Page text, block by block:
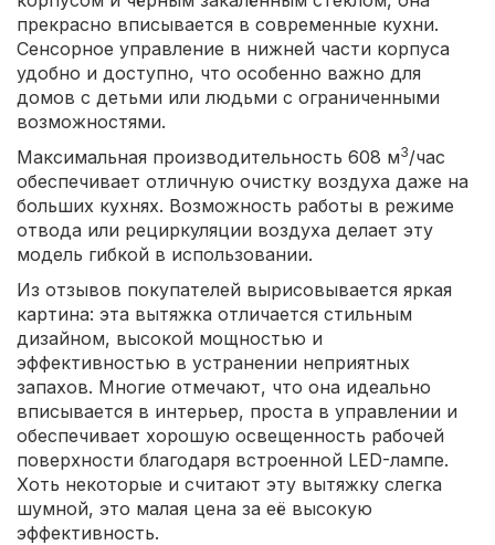
прекрасно вписывается в современные кухни.
Сенсорное управление в нижней части корпуса
удобно и доступно, что особенно важно для
домов с детьми или людьми с ограниченными
возможностями.
Максимальная производительность 608 м3/час
обеспечивает отличную очистку воздуха даже на
больших кухнях. Возможность работы в режиме
отвода или рециркуляции воздуха делает эту
модель гибкой в использовании.
Из отзывов покупателей вырисовывается яркая
картина: эта вытяжка отличается стильным
дизайном, высокой мощностью и
эффективностью в устранении неприятных
запахов. Многие отмечают, что она идеально
вписывается в интерьер, проста в управлении и
обеспечивает хорошую освещенность рабочей
поверхности благодаря встроенной LED-лампе.
Хоть некоторые и считают эту вытяжку слегка
шумной, это малая цена за её высокую
эффективность.